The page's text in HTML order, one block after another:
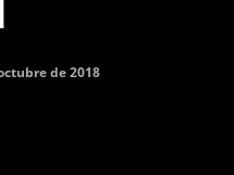
de 2018